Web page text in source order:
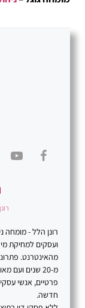
רונן הלל - מומחה
ועסקים למחיקת
מהאינטרנט.
מ-20 שנים
פרטיים, אנשי
חדשה.